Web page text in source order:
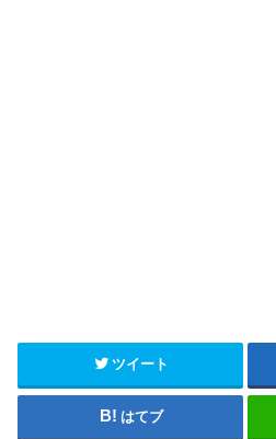
ツイート
はてブ